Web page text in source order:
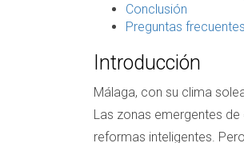
Conclusión
Preguntas frecuentes
Introducción
Málaga, con su clima
Las zonas emergentes
reformas inteligentes.